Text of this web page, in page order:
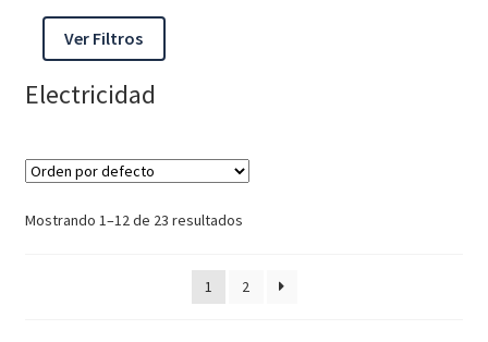
Ver Filtros
Electricidad
Mostrando 1–12 de 23 resultados
1 2